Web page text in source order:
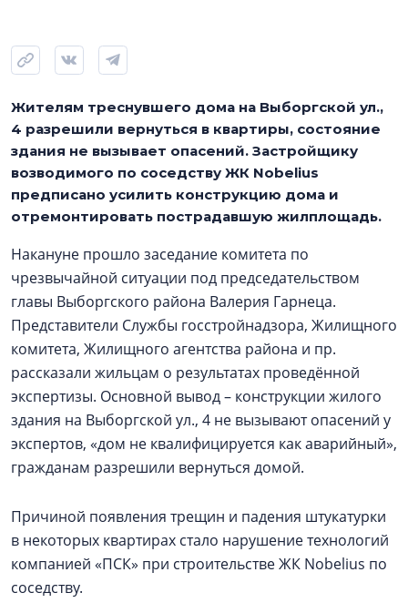
Жителям треснувшего дома на Выборгской ул.,
4 разрешили вернуться в квартиры, состояние
здания не вызывает опасений. Застройщику
возводимого по соседству ЖК Nobelius
предписано усилить конструкцию дома и
отремонтировать пострадавшую жилплощадь.
Накануне прошло заседание комитета по
чрезвычайной ситуации под председательством
главы Выборгского района Валерия Гарнеца.
Представители Службы госстройнадзора, Жилищного
комитета, Жилищного агентства района и пр.
рассказали жильцам о результатах проведённой
экспертизы. Основной вывод – конструкции жилого
здания на Выборгской ул., 4 не вызывают опасений у
экспертов, «дом не квалифицируется как аварийный»,
гражданам разрешили вернуться домой.
Причиной появления трещин и падения штукатурки
в некоторых квартирах стало нарушение технологий
компанией «ПСК» при строительстве ЖК Nobelius по
соседству.